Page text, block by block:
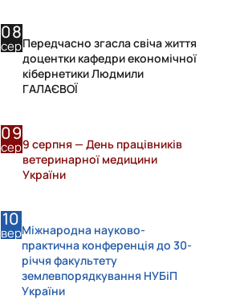
08
серПередчасно згасла свіча життя
доцентки кафедри економічної
кібернетики Людмили
ГАЛАЄВОЇ
09
сер9 серпня — День працівників
ветеринарної медицини
України
10
верМіжнародна науково-
практична конференція до 30-
річчя факультету
землевпорядкування НУБіП
України